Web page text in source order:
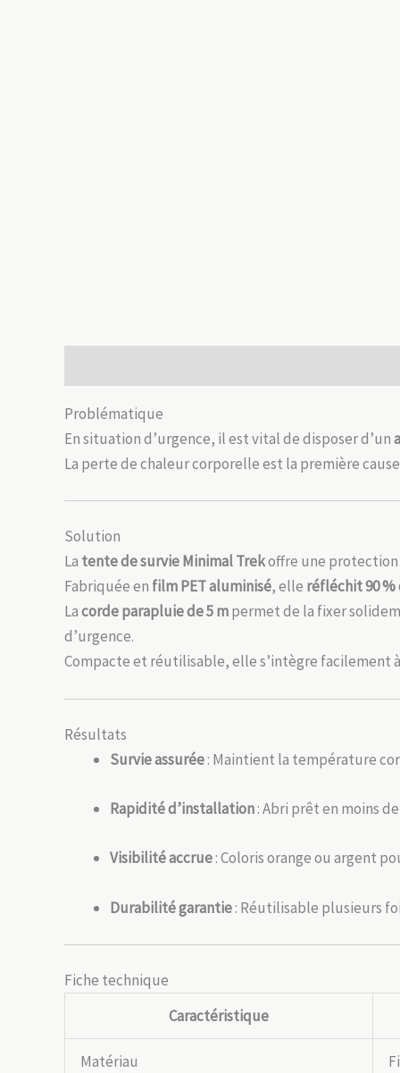
Problématique
En situation d’urgence, il est vital de disposer d’un
La perte de chaleur corporelle est la première
Solution
La tente de survie Minimal Trekoffre une protection
Fabriquée en film PET aluminisé, elle réfléchit 90
Lacorde parapluie de 5 mpermet de la fixer
d’urgence.
Compacte et réutilisable, elle s’intègre facilement
Résultats
Survie assurée: Maintient la température
Rapidité d’installation: Abri prêt en moins
Visibilité accrue: Coloris orange ou argent
Durabilité garantie: Réutilisable plusieurs
Fiche technique
Caractéristique
Matériau